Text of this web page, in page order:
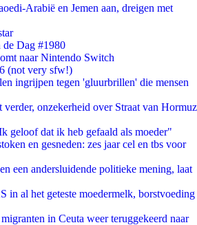
Arabië en Jemen aan, dreigen met
de Dag #1980
naar Nintendo Switch
(not very sfw!)
ingrijpen tegen 'gluurbrillen' die mensen
verder, onzekerheid over Straat van Hormuz
geloof dat ik heb gefaald als moeder"
en gesneden: zes jaar cel en tbs voor
een andersluidende politieke mening, laat
in al het geteste moedermelk, borstvoeding
in Ceuta weer teruggekeerd naar